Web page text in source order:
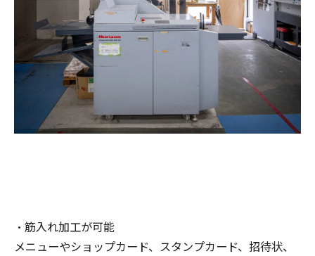
・筋入れ加工が可能
メニューやショップカード、スタンプカード、招待状、